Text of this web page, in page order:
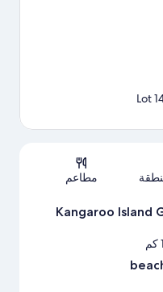
Lot
مطاعم
Kangaroo Island